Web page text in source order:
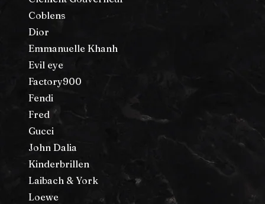
Coblens
Dior
Emmanuelle Khanh
Evil eye
Factory900
Fendi
Fred
Gucci
John Dalia
Kinderbrillen
Laibach & York
Loewe